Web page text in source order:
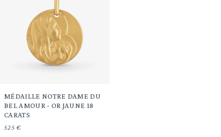
MÉDAILLE NOTRE DAME DU
BEL AMOUR - OR JAUNE 18
CARATS
525 €